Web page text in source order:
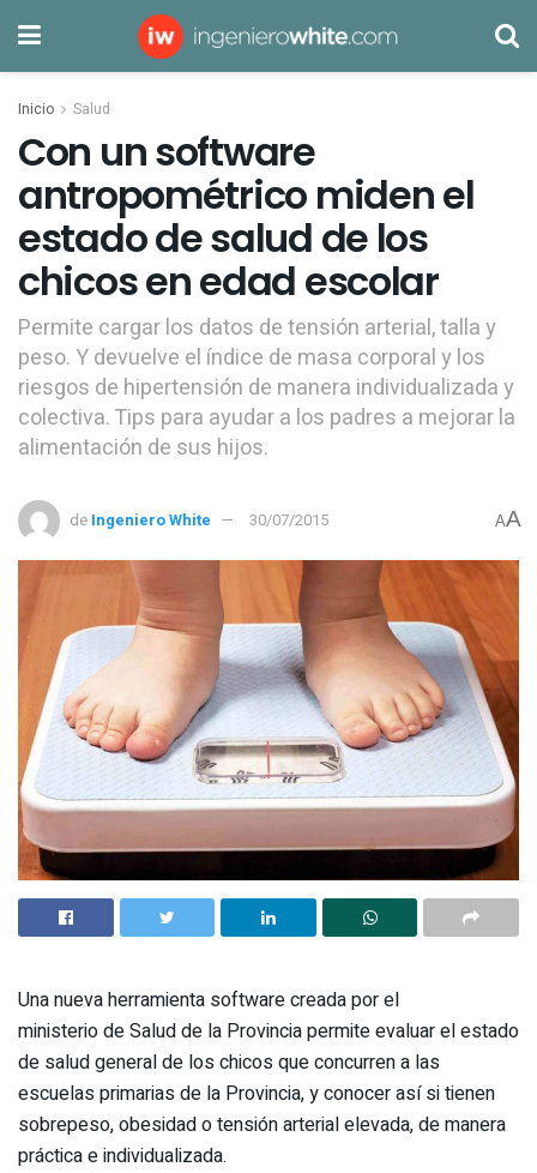
Inicio Salud
Con un software
antropométrico miden el
estado de salud de los
chicos en edad escolar
Permite cargar los datos de tensión arterial, talla y
peso. Y devuelve el índice de masa corporal y los
riesgos de hipertensión de manera individualizada y
colectiva. Tips para ayudar a los padres a mejorar la
alimentación de sus hijos.
de Ingeniero White 30/07/2015 AA
Una nueva herramienta software creada por el
ministerio de Salud de la Provincia permite evaluar el estado
de salud general de los chicos que concurren a las
escuelas primarias de la Provincia, y conocer así si tienen
sobrepeso, obesidad o tensión arterial elevada, de manera
práctica e individualizada.